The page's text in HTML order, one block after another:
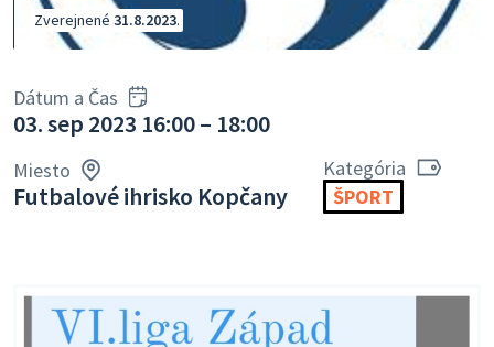
Zverejnené 31.8.2023.
Dátum a Čas
03. sep 2023 16:00 – 18:00
Miesto
Futbalové ihrisko Kopčany
Kategória
ŠPORT